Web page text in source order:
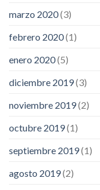
marzo 2020(3)
febrero 2020(1)
enero 2020(5)
diciembre 2019(3)
noviembre 2019(2)
octubre 2019(1)
septiembre 2019(1)
agosto 2019(2)